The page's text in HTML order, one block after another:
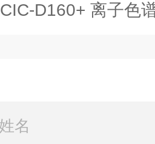
CIC-D160+ 离子色